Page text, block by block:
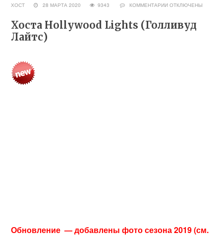
ХОСТ
28 МАРТА 2020 9343 КОММЕНТАРИИ ОТКЛЮЧЕНЫ
Хоста Hollywood Lights (Голливуд
Лайтс)
Обновление — добавлены фото сезона 2019 (см.